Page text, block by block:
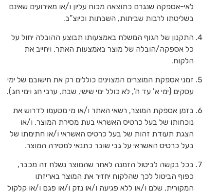
לאי-אספקה שנגרם כתוצאה מכוח עליון ו/או מאירועים שאינם
בשליטתו לרבות שביתות, השבתות וכיוצ”ב.
התקנון של הגוף המשלח באמצעותו תבוצע ההובלה יחול על
כל אספקה/הובלה של מוצר באמצעות האתר, ויחייב את
הלקוח.
זמני אספקת המוצרים המצוינים כוללים רק את חישובם של ימי
עסקים (ימי א’ עד ה’, לא כולל ימי שישי, שבת, ערבי חג וימי חג).
בזמן אספקת המוצר, רשאי האתר ו/או מי מטעמו לדרוש את
נוכחותו של בעל כרטיס האשראי בעת מסירת המוצר, ו/או
הצגת תעודת זהות של בעל כרטיס האשראי ו/או חתימתו של
בעל כרטיס האשראי על גבי שובר כתנאי למסירה המוצר.
בכל בקשה לביטול הזמנה לאחר שהמוצר נשלח זה מכבר,
כפוף הביטול לכך שהלקוח יחזיר את המוצר באריזתו
המקורית, שלם ו/או ללא פגיעה ו/או נזק ו/או פגם ו/או קלקול